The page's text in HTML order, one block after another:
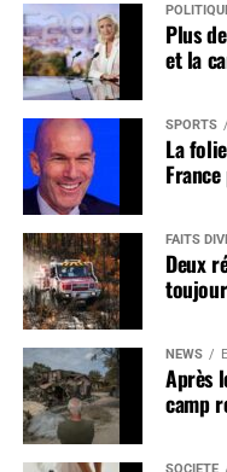
Plus
et la
SPORTS
La
FAITS
Deux
NEWS
Après
camp
SOCIÉTÉ